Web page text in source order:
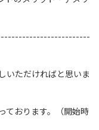
いただければと思いま
ております。（開始時